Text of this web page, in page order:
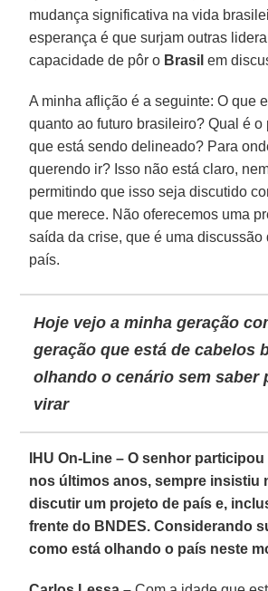
mudança significativa na vida
esperança é que surjam outras
capacidade de pôr o Brasil em
A minha aflição é a seguinte: O que
quanto ao futuro brasileiro? Qual é o
que está sendo delineado? Para
querendo ir? Isso não está claro,
permitindo que isso seja discutido
que merece. Não oferecemos uma
saída da crise, que é uma discussão
país.
Hoje vejo a minha geração
geração que está de cabelos
olhando o cenário sem saber
virar
IHU On-Line – O senhor
nos últimos anos, sempre insistiu
discutir um projeto de país e,
frente do BNDES. Considerando
como está olhando o país neste